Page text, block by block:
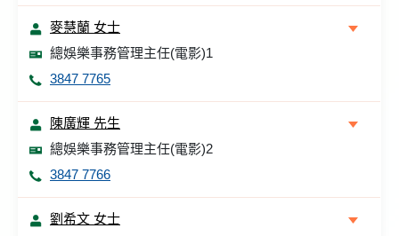
麥慧蘭 女士
總娛樂事務管理主任(電影)1
3847 7765
陳廣輝 先生
總娛樂事務管理主任(電影)2
3847 7766
劉希文 女士